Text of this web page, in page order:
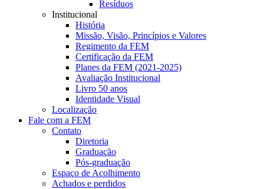
Resíduos
Institucional
História
Missão, Visão, Princípios e Valores
Regimento da FEM
Certificação da FEM
Planes da FEM (2021-2025)
Avaliação Institucional
Livro 50 anos
Identidade Visual
Localização
Fale com a FEM
Contato
Diretoria
Graduação
Pós-graduação
Espaço de Acolhimento
Achados e perdidos